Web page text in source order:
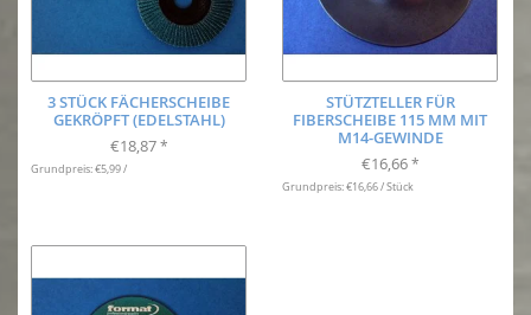
3 STÜCK FÄCHERSCHEIBE
GEKRÖPFT (EDELSTAHL)
€18,87 *
Grundpreis: €5,99 /
STÜTZTELLER FÜR
FIBERSCHEIBE 115 MM MIT
M14-GEWINDE
€16,66 *
Grundpreis: €16,66 / Stück